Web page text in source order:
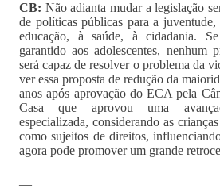
CB: Não adianta mudar a legislação
de políticas públicas para a juventude,
educação, à saúde, à cidadania.
garantido aos adolescentes, nenhum
será capaz de resolver o problema da
ver essa proposta de redução da
anos após aprovação do ECA pela
Casa que aprovou uma
especializada, considerando as
como sujeitos de direitos,
agora pode promover um grande
—